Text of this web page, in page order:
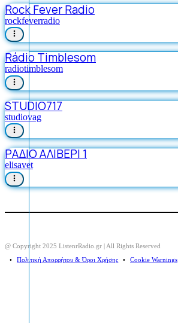
Rock Fever Radio
rockfeverradio
Rádio Timblesom
radiotimblesom
STUDIO717
studiovag
ΡΑΔΙΟ ΑΛΙΒΕΡΙ 1
elisavet
@ Copyright 2025 ListenrRadio.gr | All Rights Reserved
⠀•⠀ Πολιτική Απορρήτου & Όροι Χρήσης ⠀•⠀ Cookie Warnings